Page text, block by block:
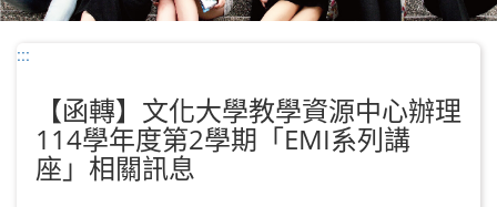
:::
【函轉】文化大學教學資源中心辦理
114學年度第2學期「EMI系列講
座」相關訊息